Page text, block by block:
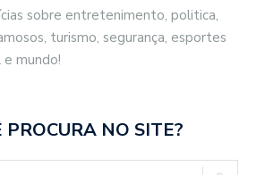
sobre entretenimento, politica,
turismo, segurança, esportes
mundo!
PROCURA NO SITE?